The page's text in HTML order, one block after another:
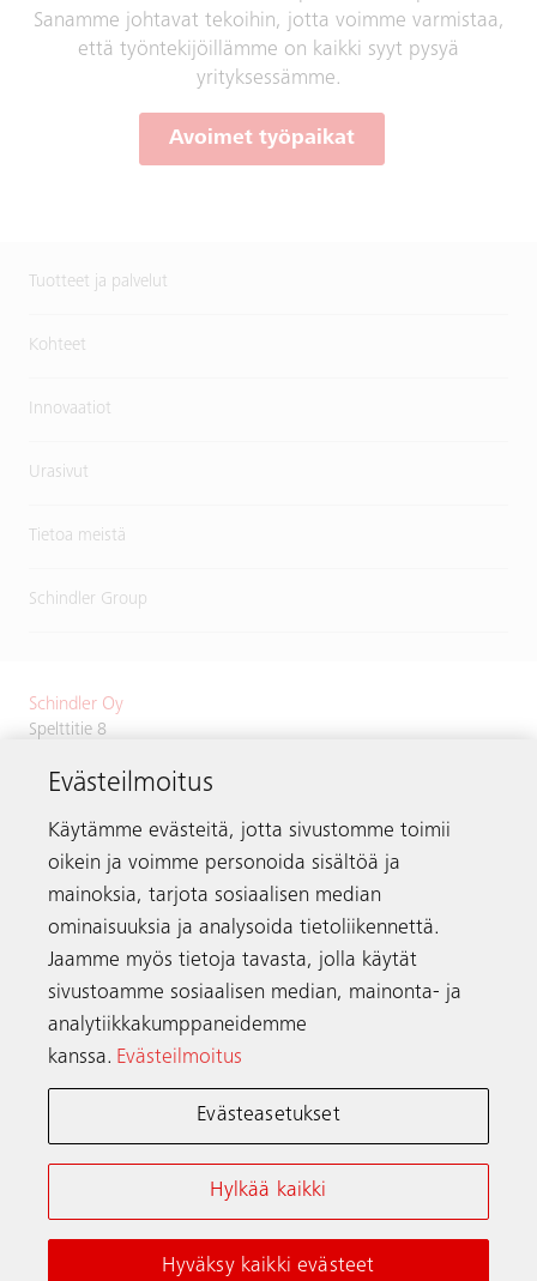
Sanamme johtavat tekoihin, jotta voimme varmistaa,
että työntekijöillämme on kaikki syyt pysyä
yrityksessämme.
Avoimet työpaikat
Tuotteet ja palvelut
Kohteet
Innovaatiot
Urasivut
Tietoa meistä
Schindler Group
Schindler Oy
Spelttitie 8
schindler.fi@schindler.com
Hissien vikailmoitukset:0203 20500
Yhteystiedot
Schindler maailmanlaajuisesti
Evästeilmoitus ja Asetukset
Evästeilmoitus
Käytämme evästeitä, jotta sivustomme toimii
oikein ja voimme personoida sisältöä ja
mainoksia, tarjota sosiaalisen median
ominaisuuksia ja analysoida tietoliikennettä.
Jaamme myös tietoja tavasta, jolla käytät
sivustoamme sosiaalisen median, mainonta- ja
analytiikkakumppaneidemme
kanssa. Evästeilmoitus
Evästeasetukset
Hylkää kaikki
Hyväksy kaikki evästeet